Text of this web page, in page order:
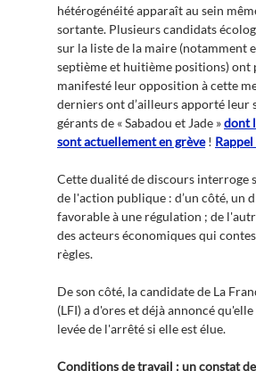
hétérogénéité apparaît au sein
sortante. Plusieurs candidats
sur la liste de la maire (notamment
septième et huitième positions) ont
manifesté leur opposition à cette
derniers ont d’ailleurs apporté leur
gérants de « Sabadou et Jade »dont
sont actuellement en grève!
Cette dualité de discours interroge
de l'action publique : d’un côté, un
favorable à une régulation ; de
des acteurs économiques qui
règles.
De son côté, la candidate de La
(LFI) a d'ores et déjà annoncé
levée de l'arrêté si elle est élue.
Conditions de travail : un constat